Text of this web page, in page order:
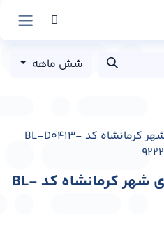
شش ماهه
بیلبورد میدان شهرداری شهر کرمانشاه کد BL-